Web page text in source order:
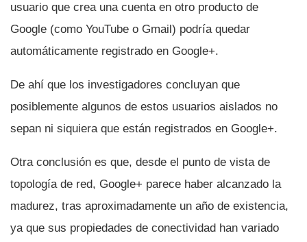
usuario que crea una cuenta en otro producto de
Google (como YouTube o Gmail) podrí­a quedar
automáticamente registrado en Google+.
De ahí­ que los investigadores concluyan que
posiblemente algunos de estos usuarios aislados no
sepan ni siquiera que están registrados en Google+.
Otra conclusión es que, desde el punto de vista de
topologí­a de red, Google+ parece haber alcanzado la
madurez, tras aproximadamente un año de existencia,
ya que sus propiedades de conectividad han variado